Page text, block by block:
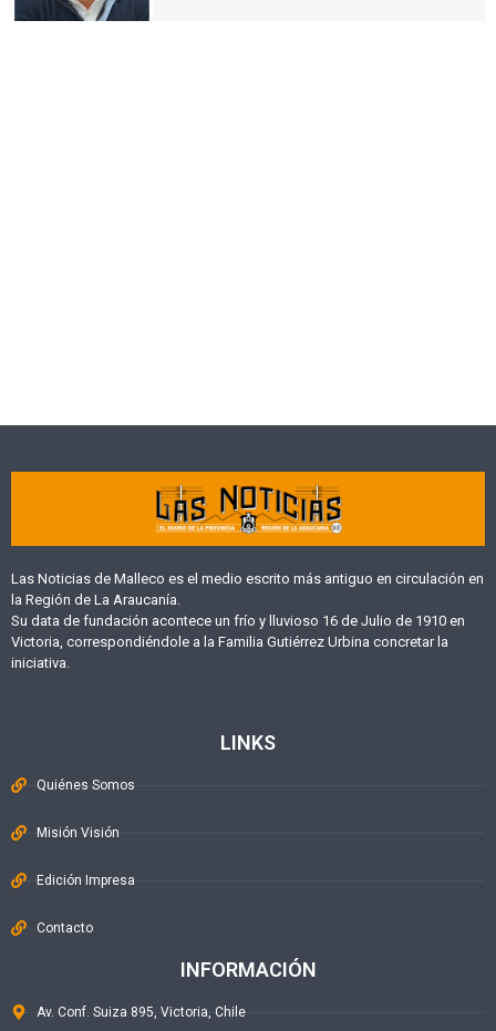
Las Noticias de Malleco es el medio escrito más antiguo en circulación en
la Región de La Araucanía.
Su data de fundación acontece un frío y lluvioso 16 de Julio de 1910 en
Victoria, correspondiéndole a la Familia Gutiérrez Urbina concretar la
iniciativa.
LINKS
Quiénes Somos
Misión Visión
Edición Impresa
Contacto
INFORMACIÓN
Av. Conf. Suiza 895, Victoria, Chile